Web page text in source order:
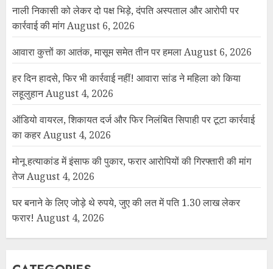
नाली निकासी को लेकर दो पक्ष भिड़े, दंपति अस्पताल और आरोपी पर
कार्रवाई की मांगAugust 6, 2026
आवारा कुत्तों का आतंक, मासूम समेत तीन पर हमलाAugust 6, 2026
हर दिन हादसे, फिर भी कार्रवाई नहीं! आवारा सांड ने महिला को किया
लहूलुहानAugust 4, 2026
ऑडियो वायरल, शिकायत दर्ज और फिर निलंबित सिपाही पर टूटा कार्रवाई
का कहरAugust 4, 2026
मोनू हत्याकांड में इंसाफ की पुकार, फरार आरोपियों की गिरफ्तारी की मांग
तेजAugust 4, 2026
घर बनाने के लिए जोड़े थे रुपये, जुए की लत में पति 1.30 लाख लेकर
फरार! August 4, 2026